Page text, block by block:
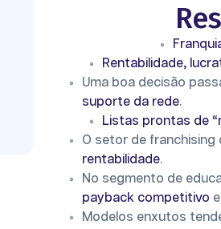
Rentabilidade,
Uma boa decisão
suporte da rede.
Listas prontas de
O setor de franchising
rentabilidade.
No segmento de
payback competitivo
Modelos enxutos